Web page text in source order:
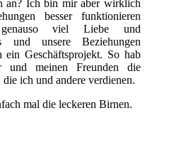
an? Ich bin mir aber wirklich
besser funktionieren
viel Liebe und
und unsere Beziehungen
Geschäftsprojekt. So hab
meinen Freunden die
ich und andere verdienen.
mal die leckeren Birnen.